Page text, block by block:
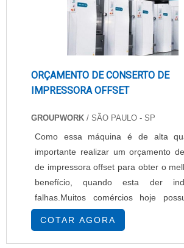
ORÇAMENTO DE CONSERTO DE
IMPRESSORA OFFSET
GROUPWORK / SÃO PAULO - SP
Como essa máquina é de alta
importante realizar um orçamento
de impressora offset para obter o
benefício, quando esta der
falhas.Muitos comércios hoje
impressora offset para a
produtos, por ser uma máquina
para impressão de grandes tiragens,
COTAR AGORA